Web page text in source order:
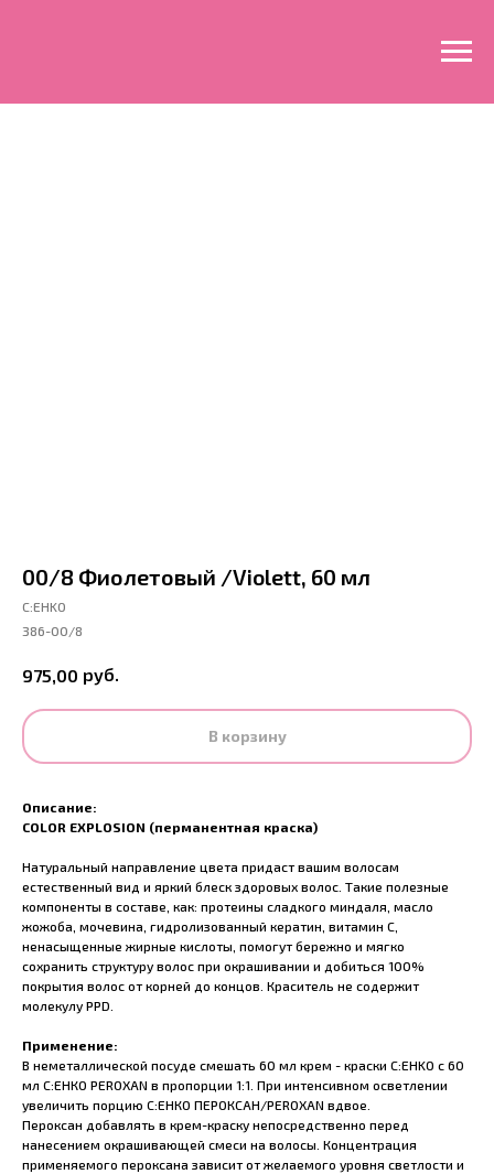
00/8 Фиолетовый /Violett, 60 мл
С:EHKO
386-00/8
975,00 руб.
В корзину
Описание:
COLOR EXPLOSION (перманентная краска)
Натуральный направление цвета придаст вашим волосам
естественный вид и яркий блеск здоровых волос. Такие полезные
компоненты в составе, как: протеины сладкого миндаля, масло
жожоба, мочевина, гидролизованный кератин, витамин С,
ненасыщенные жирные кислоты, помогут бережно и мягко
сохранить структуру волос при окрашивании и добиться 100%
покрытия волос от корней до концов. Краситель не содержит
молекулу PPD.
Применение:
В неметаллической посуде смешать 60 мл крем - краски C:EHKO с 60
мл С:ЕНКО PEROXAN в пропорции 1:1. При интенсивном осветлении
увеличить порцию С:ЕНКО ПЕРОКСАН/PEROXAN вдвое.
Пероксан добавлять в крем-краску непосредственно перед
нанесением окрашивающей смеси на волосы. Концентрация
применяемого пероксана зависит от желаемого уровня светлости и